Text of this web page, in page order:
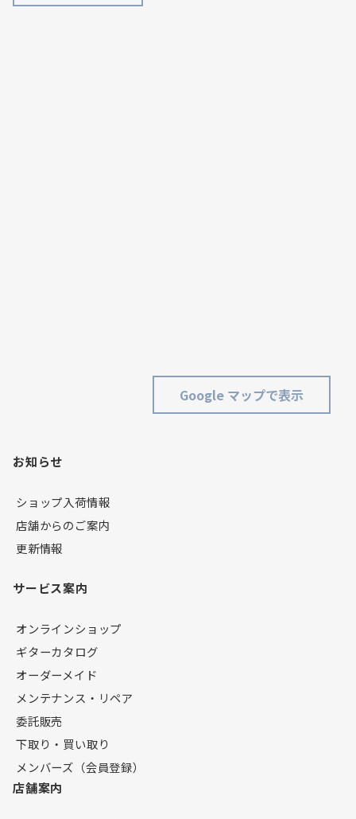
Google マップで表示
お知らせ
ショップ入荷情報
店舗からのご案内
更新情報
サービス案内
オンラインショップ
ギターカタログ
オーダーメイド
メンテナンス・リペア
委託販売
下取り・買い取り
メンバーズ（会員登録）
店舗案内